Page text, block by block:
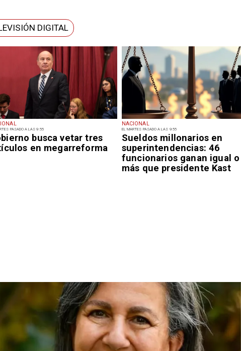
PASADO A LAS 9:55
busca vetar tres
en megarreforma
NACIONAL
EL MARTES PASADO A LAS 9:55
Sueldos millonarios en
superintendencias: 46
funcionarios ganan igual o
más que presidente Kast
DIGITAL